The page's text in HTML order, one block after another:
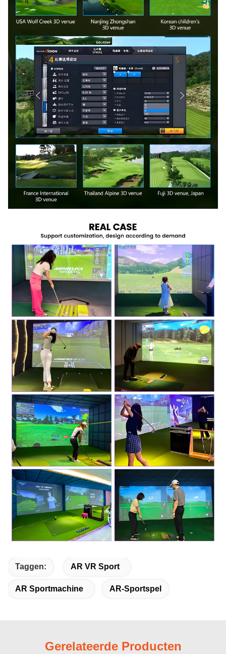
Taggen: AR VR Sport
AR Sportmachine AR-Sportspel
Gerelateerde Producten